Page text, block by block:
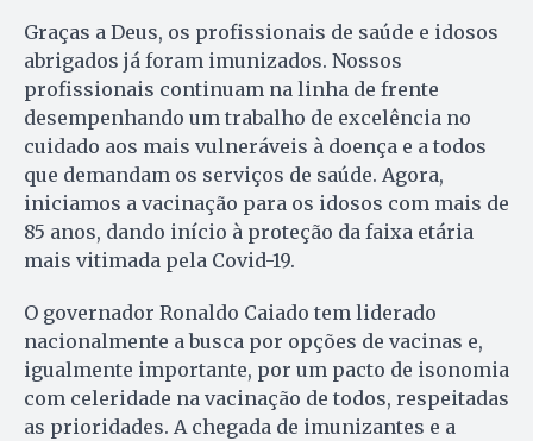
Graças a Deus, os profissionais de saúde e idosos
abrigados já foram imunizados. Nossos
profissionais continuam na linha de frente
desempenhando um trabalho de excelência no
cuidado aos mais vulneráveis à doença e a todos
que demandam os serviços de saúde. Agora,
iniciamos a vacinação para os idosos com mais de
85 anos, dando início à proteção da faixa etária
mais vitimada pela Covid-19.
O governador Ronaldo Caiado tem liderado
nacionalmente a busca por opções de vacinas e,
igualmente importante, por um pacto de isonomia
com celeridade na vacinação de todos, respeitadas
as prioridades. A chegada de imunizantes e a